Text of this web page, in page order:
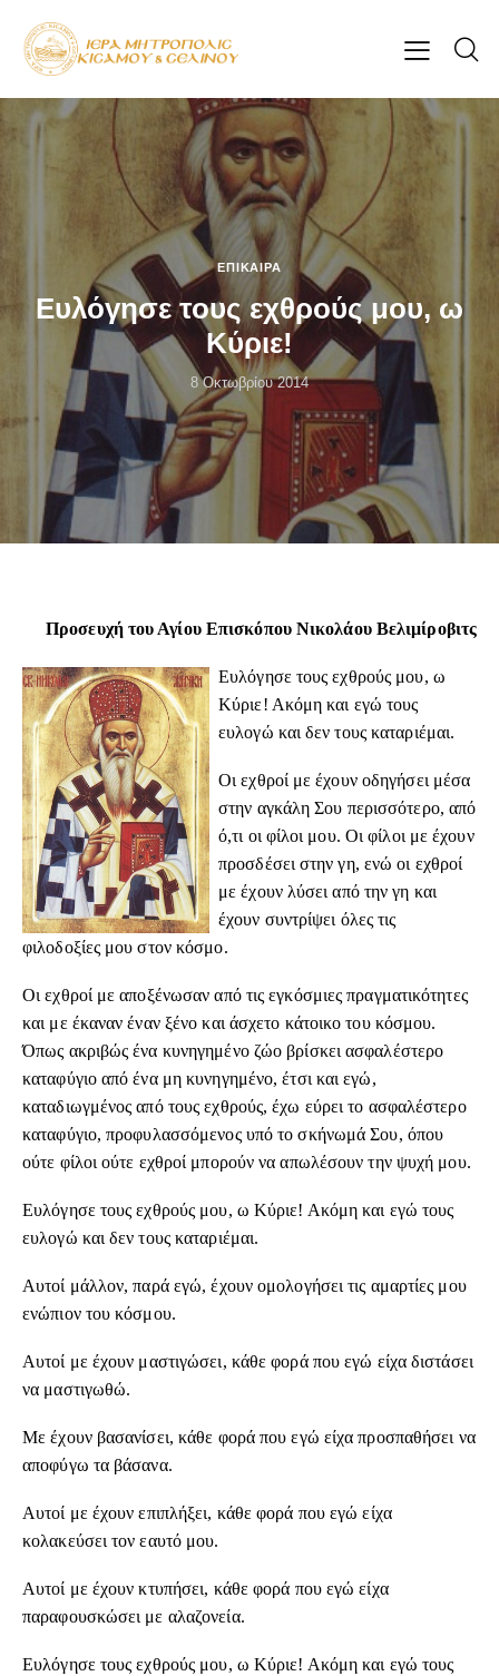
ΕΠΊΚΑΙΡΑ
Ευλόγησε τους εχθρούς μου, ω
Κύριε!
8 Οκτωβρίου 2014
Προσευχή του Αγίου Επισκόπου Νικολάου Βελιμίροβιτς
Ευλόγησε τους εχθρούς μου, ω
Κύριε! Ακόμη και εγώ τους
ευλογώ και δεν τους καταριέμαι.
Οι εχθροί με έχουν οδηγήσει μέσα
στην αγκάλη Σου περισσότερο, από
ό,τι οι φίλοι μου. Οι φίλοι με έχουν
προσδέσει στην γη, ενώ οι εχθροί
με έχουν λύσει από την γη και
έχουν συντρίψει όλες τις
φιλοδοξίες μου στον κόσμο.
Οι εχθροί με αποξένωσαν από τις εγκόσμιες πραγματικότητες
και με έκαναν έναν ξένο και άσχετο κάτοικο του κόσμου.
Όπως ακριβώς ένα κυνηγημένο ζώο βρίσκει ασφαλέστερο
καταφύγιο από ένα μη κυνηγημένο, έτσι και εγώ,
καταδιωγμένος από τους εχθρούς, έχω εύρει το ασφαλέστερο
καταφύγιο, προφυλασσόμενος υπό το σκήνωμά Σου, όπου
ούτε φίλοι ούτε εχθροί μπορούν να απωλέσουν την ψυχή μου.
Ευλόγησε τους εχθρούς μου, ω Κύριε! Ακόμη και εγώ τους
ευλογώ και δεν τους καταριέμαι.
Αυτοί μάλλον, παρά εγώ, έχουν ομολογήσει τις αμαρτίες μου
ενώπιον του κόσμου.
Αυτοί με έχουν μαστιγώσει, κάθε φορά που εγώ είχα διστάσει
να μαστιγωθώ.
Με έχουν βασανίσει, κάθε φορά που εγώ είχα προσπαθήσει να
αποφύγω τα βάσανα.
Αυτοί με έχουν επιπλήξει, κάθε φορά που εγώ είχα
κολακεύσει τον εαυτό μου.
Αυτοί με έχουν κτυπήσει, κάθε φορά που εγώ είχα
παραφουσκώσει με αλαζονεία.
Ευλόγησε τους εχθρούς μου, ω Κύριε! Ακόμη και εγώ τους